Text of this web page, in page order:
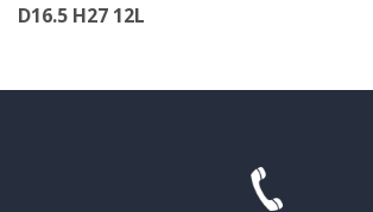
D16.5 H27 12L